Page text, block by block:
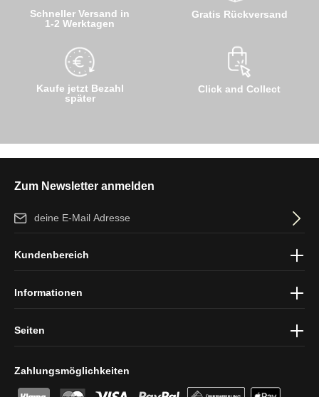
Schneller Versand in
1-2 Werktagen
Kaufe jetzt Bezahl
später
Gratis Rückversand
Click and Collect
Zum Newsletter anmelden
E-Mail-Adresse*
und dieAGBgelesen und bin mit ihnen einverstanden.
Zahlungsmöglichkeiten
Kundenbereich
Informationen
Seiten